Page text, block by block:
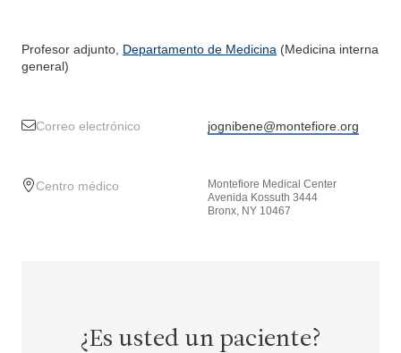
Profesor adjunto, Departamento de Medicina (Medicina interna
general)
Correo electrónico jognibene@montefiore.org
Centro médico
Montefiore Medical Center
Avenida Kossuth 3444
Bronx, NY 10467
¿Es usted un paciente?